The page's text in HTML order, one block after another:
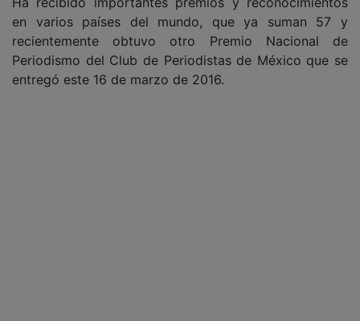
en varios países del mundo, que ya suman 57 y
recientemente obtuvo otro Premio Nacional de
Periodismo del Club de Periodistas de México que se
entregó este 16 de marzo de 2016.